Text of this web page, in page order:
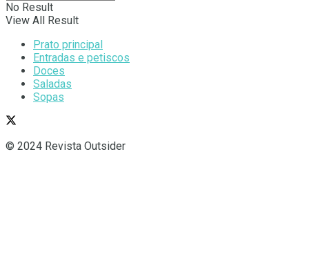
No Result
View All Result
Prato principal
Entradas e petiscos
Doces
Saladas
Sopas
© 2024 Revista Outsider